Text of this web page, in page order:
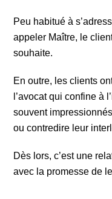
Peu habitué à
appeler Maître, le
souhaite.
En outre, les clients
l’avocat qui confine à
souvent
ou contredire leur
Dès lors, c’est une
avec la promesse de